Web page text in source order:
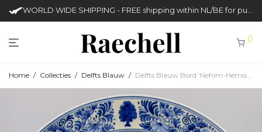
WORLD WIDE SHIPPING - FREE shipping within NL/BE for purchases over €50
0
Home / Collecties / Delfts Blauw / Delfts Blauw Bord ‘Nehim-Hemsing’ (Plateelbakkerij RAM)